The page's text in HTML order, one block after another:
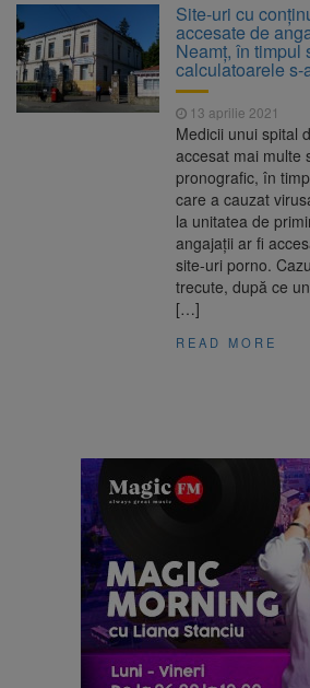
propriul record mondial. Betty
zburat din nou pe aripa unui avion
9 august 2026
Avocații fraților
Tristan Tate cer eliberarea lor pe
Se schimbă examenul
medic specialist. Subiecte unice în
aceeași oră și același barem
Se schimbă regulile
capsulele de cafea și ambalajele de
folosință. Noul regulament UE se aplică
Site-uri cu
accesate de
Neamț, în timpul
calculatoarele s-
13 aprilie 2021
Medicii unui spital
accesat mai multe
pronografic, în
care a cauzat
la unitatea de
angajații ar fi
site-uri porno.
trecute, după ce
[…]
READ MORE